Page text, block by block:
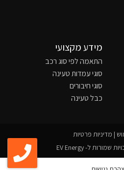
מידע מקצועי
התאמה לפי סוג רכב
סוגי עמדות טעינה
סוגי חיבורים
כבל טעינה
| מדיניות פרטיות